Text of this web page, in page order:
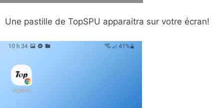
Une pastille de TopSPU apparaitra sur votre écran!